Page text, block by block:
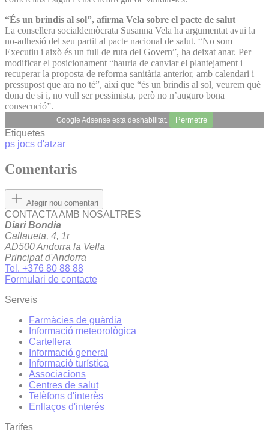
“És un brindis al sol”, afirma Vela sobre el pacte de salut
La consellera socialdemòcrata Susanna Vela ha argumentat avui la
no-adhesió del seu partit al pacte nacional de salut. “No som
Executiu i això és un full de ruta del Govern”, ha deixat anar. Per
modificar el posicionament “hauria de canviar el plantejament i
recuperar la proposta de reforma sanitària anterior, amb calendari i
pressupost que ara no té”, així que “és un brindis al sol, veurem què
dona de si i, no vull ser pessimista, però no n’auguro bona
consecució”.
Google Adsense està deshabilitat. Permetre
Etiquetes
ps jocs d'atzar
Comentaris
Afegir nou comentari
CONTACTA AMB NOSALTRES
Diari Bondia
Callaueta, 4, 1r
AD500 Andorra la Vella
Principat d'Andorra
Tel. +376 80 88 88
Formulari de contacte
Serveis
Farmàcies de guàrdia
Informació meteorològica
Cartellera
Informació general
Informació turística
Associacions
Centres de salut
Telèfons d'interès
Enllaços d'interés
Tarifes